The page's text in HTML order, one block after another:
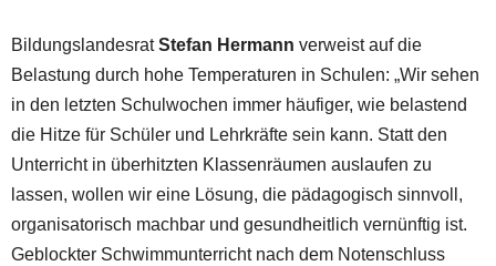
BildungslandesratStefan Hermann verweist auf die
Belastung durch hohe Temperaturen in Schulen: „Wir sehen
in den letzten Schulwochen immer häufiger, wie belastend
die Hitze für Schüler und Lehrkräfte sein kann. Statt den
Unterricht in überhitzten Klassenräumen auslaufen zu
lassen, wollen wir eine Lösung, die pädagogisch sinnvoll,
organisatorisch machbar und gesundheitlich vernünftig ist.
Geblockter Schwimmunterricht nach dem Notenschluss